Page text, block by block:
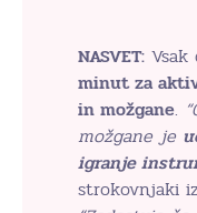
NASVET:
minut za
in možgane.
možgane je
igranje
strokovnjaki